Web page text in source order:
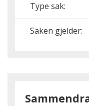
Type sak:
Saken gjelder: